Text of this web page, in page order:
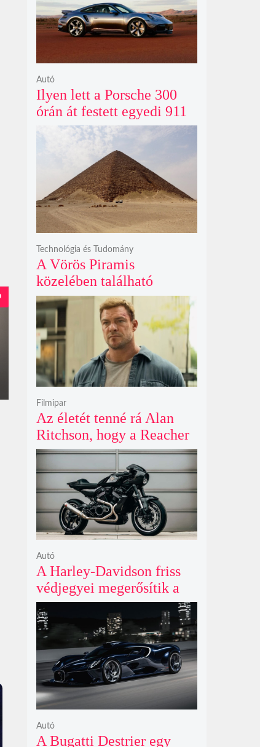
Ilyen lett a Porsche 300
órán át festett egyedi 911
Turbo S-e, ami ausztrál
naplementéből született
Autó
A Vörös Piramis
közelében található
rejtélyes vonalak nem
kőszállító rámpák, hanem
egy ókori gátrendszer
részei lehetnek
Technológia és Tudomány
Az életét tenné rá Alan
Ritchson, hogy a Reacher
negyedik évada mindent
felülmúl
Filmipar
A Harley-Davidson friss
védjegyei megerősítik a
lenyűgöző café racer és
flat tracker szériagyártását
Autó
A Bugatti Destrier egy
Autó